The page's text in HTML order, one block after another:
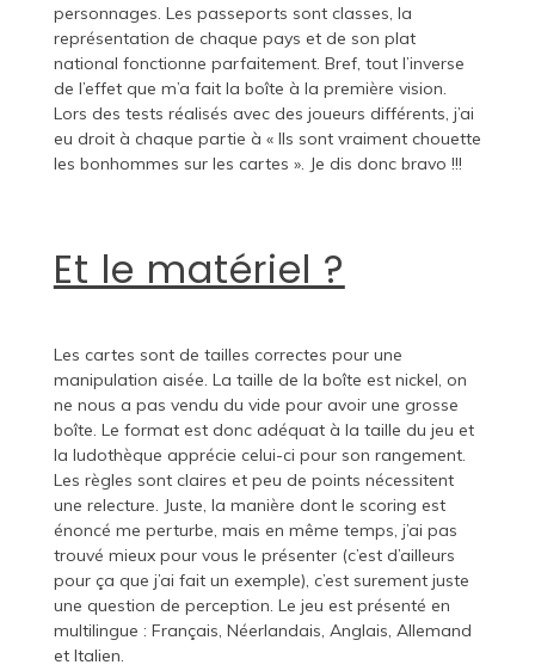
personnages. Les passeports sont classes, la
représentation de chaque pays et de son plat
national fonctionne parfaitement. Bref, tout l’inverse
de l’effet que m’a fait la boîte à la première vision.
Lors des tests réalisés avec des joueurs différents, j’ai
eu droit à chaque partie à « Ils sont vraiment chouette
les bonhommes sur les cartes ». Je dis donc bravo !!!
Et le matériel ?
Les cartes sont de tailles correctes pour une
manipulation aisée. La taille de la boîte est nickel, on
ne nous a pas vendu du vide pour avoir une grosse
boîte. Le format est donc adéquat à la taille du jeu et
la ludothèque apprécie celui-ci pour son rangement.
Les règles sont claires et peu de points nécessitent
une relecture. Juste, la manière dont le scoring est
énoncé me perturbe, mais en même temps, j’ai pas
trouvé mieux pour vous le présenter (c’est d’ailleurs
pour ça que j’ai fait un exemple), c’est surement juste
une question de perception. Le jeu est présenté en
multilingue : Français, Néerlandais, Anglais, Allemand
et Italien.